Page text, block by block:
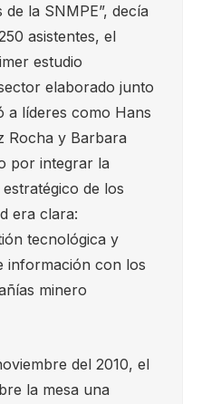
la SNMPE”, decía
asistentes, el
estudio
elaborado junto
a líderes como Hans
Rocha y Barbara
por integrar la
de los
era clara:
tecnológica y
información con los
minero
del 2010, el
la mesa una